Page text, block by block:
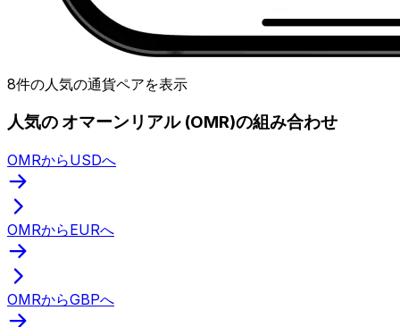
8件の人気の通貨ペアを表示
人気の オマーンリアル (OMR)の組み合わせ
OMRからUSDへ
OMRからEURへ
OMRからGBPへ